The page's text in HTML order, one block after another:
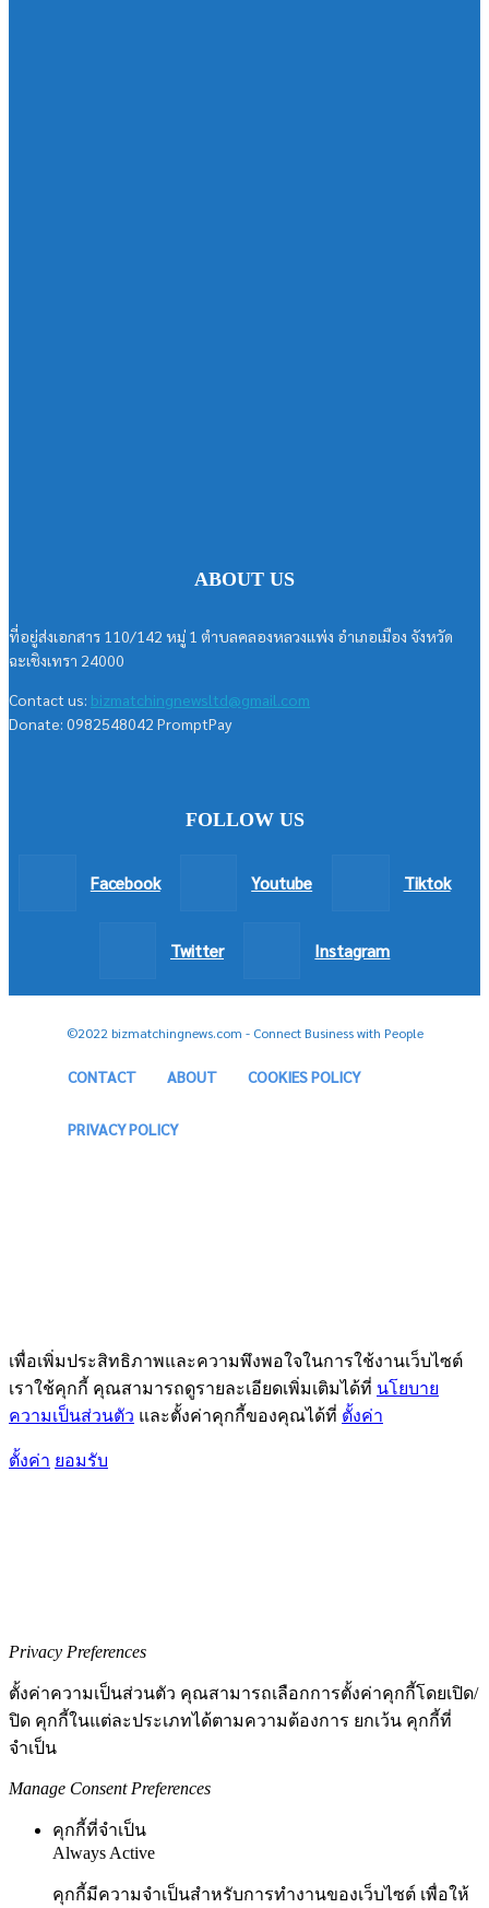
ABOUT US
ที่อยู่ส่งเอกสาร 110/142 หมู่ 1 ตำบลคลองหลวงแพ่ง อำเภอเมือง จังหวัด
ฉะเชิงเทรา 24000
Contact us: bizmatchingnewsltd@gmail.com
Donate: 0982548042 PromptPay
FOLLOW US
Facebook Youtube Tiktok
Twitter Instagram
©2022 bizmatchingnews.com - Connect Business with People
CONTACT ABOUT COOKIES POLICY
PRIVACY POLICY
เพื่อเพิ่มประสิทธิภาพและความพึงพอใจในการใช้งานเว็บไซต์
เราใช้คุกกี้ คุณสามารถดูรายละเอียดเพิ่มเติมได้ที่ นโยบาย
ความเป็นส่วนตัว และตั้งค่าคุกกี้ของคุณได้ที่ ตั้งค่า
ตั้งค่า ยอมรับ
Privacy Preferences
ตั้งค่าความเป็นส่วนตัว คุณสามารถเลือกการตั้งค่าคุกกี้โดยเปิด/
ปิด คุกกี้ในแต่ละประเภทได้ตามความต้องการ ยกเว้น คุกกี้ที่
จำเป็น
Manage Consent Preferences
คุกกี้ที่จำเป็น
Always Active
คุกกี้มีความจำเป็นสำหรับการทำงานของเว็บไซต์ เพื่อให้